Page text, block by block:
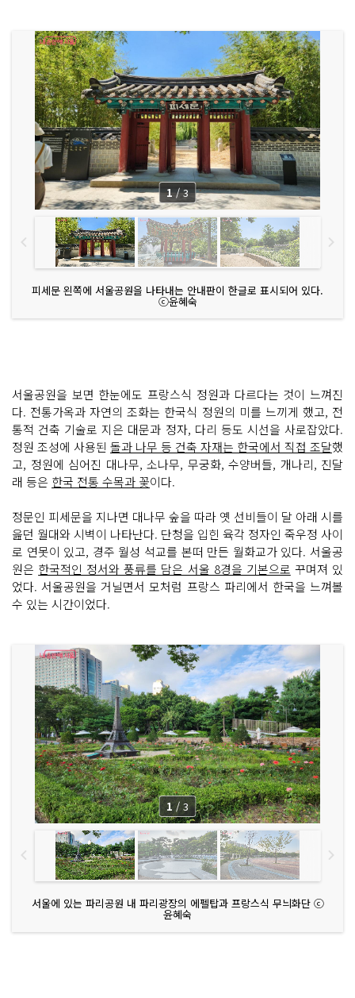
피세문 왼쪽에 서울공원을 나타내는 안내판이 한글로 표시되어 있다.
ⓒ윤혜숙
1 / 3
서울공원을 보면 한눈에도 프랑스식 정원과 다르다는 것이 느껴진
다. 전통가옥과 자연의 조화는 한국식 정원의 미를 느끼게 했고, 전
통적 건축 기술로 지은 대문과 정자, 다리 등도 시선을 사로잡았다.
정원 조성에 사용된 돌과 나무 등 건축 자재는 한국에서 직접 조달했
고, 정원에 심어진 대나무, 소나무, 무궁화, 수양버들, 개나리, 진달
래 등은 한국 전통 수목과 꽃이다.
정문인 피세문을 지나면 대나무 숲을 따라 옛 선비들이 달 아래 시를
읊던 월대와 시벽이 나타난다. 단청을 입힌 육각 정자인 죽우정 사이
로 연못이 있고, 경주 월성 석교를 본떠 만든 월화교가 있다. 서울공
원은 한국적인 정서와 풍류를 담은 서울 8경을 기본으로 꾸며져 있
었다. 서울공원을 거닐면서 모처럼 프랑스 파리에서 한국을 느껴볼
수 있는 시간이었다.
서울에 있는 파리공원 내 파리광장의 에펠탑과 프랑스식 무늬화단 ⓒ
윤혜숙
1 / 3